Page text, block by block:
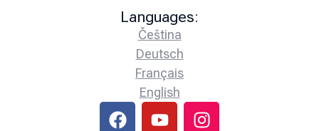
Languages:
Čeština
Deutsch
Français
English